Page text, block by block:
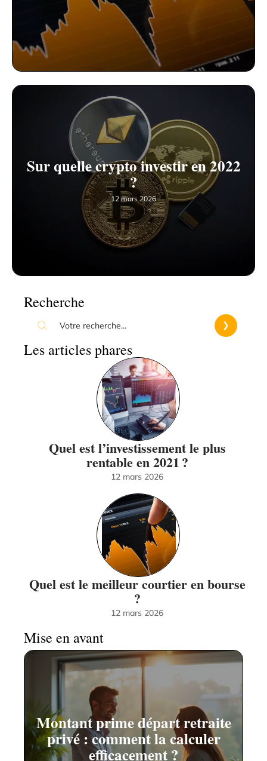
Sur quelle crypto investir en 2022
?
12 mars 2026
Recherche
Les articles phares
Quel est l’investissement le plus
rentable en 2021 ?
12 mars 2026
Quel est le meilleur courtier en bourse
?
12 mars 2026
Mise en avant
Montant prime départ retraite
privé : comment la calculer
efficacement ?